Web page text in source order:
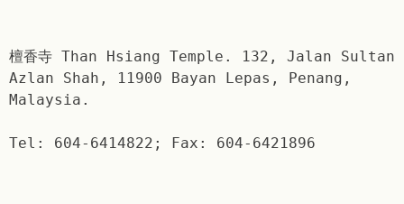
檀香寺 Than Hsiang Temple. 132, Jalan Sultan
Azlan Shah, 11900 Bayan Lepas, Penang,
Malaysia.
Tel: 604-6414822; Fax: 604-6421896